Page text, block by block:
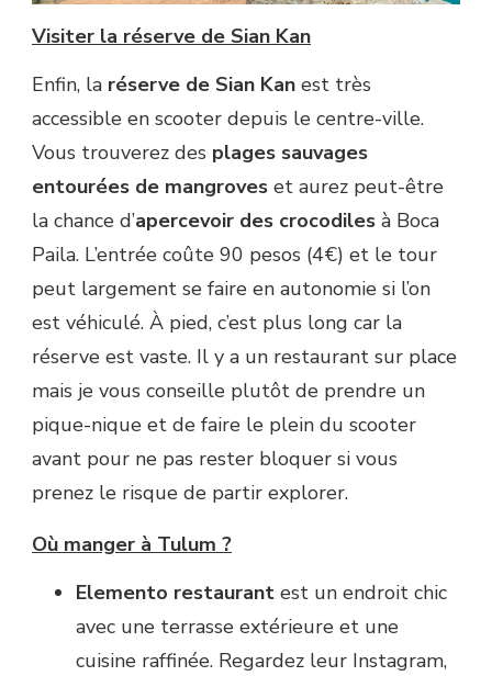
Visiter la réserve de Sian Kan
Enfin, la réserve de Sian Kan est très
accessible en scooter depuis le centre-ville.
Vous trouverez des plages sauvages
entourées de mangroves et aurez peut-être
la chance d’apercevoir des crocodiles à Boca
Paila. L’entrée coûte 90 pesos (4€) et le tour
peut largement se faire en autonomie si l’on
est véhiculé. À pied, c’est plus long car la
réserve est vaste. Il y a un restaurant sur place
mais je vous conseille plutôt de prendre un
pique-nique et de faire le plein du scooter
avant pour ne pas rester bloquer si vous
prenez le risque de partir explorer.
Où manger à Tulum ?
Elemento restaurant est un endroit chic
avec une terrasse extérieure et une
cuisine raffinée. Regardez leur Instagram,